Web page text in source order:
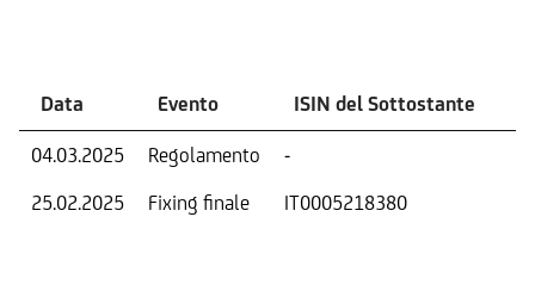
Data Evento ISIN del Sottostante
04.03.2025 Regolamento -
25.02.2025
Fixing finale IT0005218380